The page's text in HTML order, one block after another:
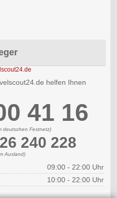
helfen Ihnen
41 16
deutschen Festnetz)
240 228
Ausland)
09:00 - 22:00 Uhr
10:00 - 22:00 Uhr